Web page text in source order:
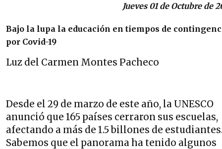
Jueves 01 de Octubre de
Bajo la lupa la educación en tiempos de
por Covid-19
Luz del Carmen Montes Pacheco
Desde el 29 de marzo de este año, la UNESCO
anunció que 165 países cerraron sus escuelas,
afectando a más de 1.5 billones de
Sabemos que el panorama ha tenido algunos